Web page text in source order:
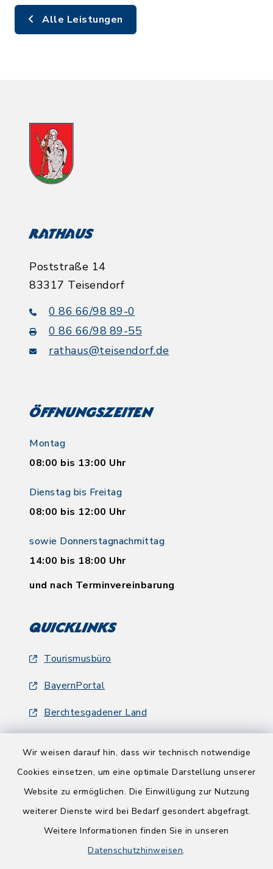
Wir weisen darauf hin, dass wir technisch notwendige
Cookies einsetzen, um eine optimale Darstellung unserer
Website zu ermöglichen. Die Einwilligung zur Nutzung
weiterer Dienste wird bei Bedarf gesondert abgefragt.
Weitere Informationen finden Sie in unseren
Datenschutzhinweisen.
Alle Leistungen
Rathaus
Poststraße 14
83317 Teisendorf
0 86 66/98 89-0
0 86 66/98 89-55
rathaus@teisendorf.de
Öffnungszeiten
Montag
08:00 bis 13:00 Uhr
Dienstag bis Freitag
08:00 bis 12:00 Uhr
sowie Donnerstagnachmittag
14:00 bis 18:00 Uhr
und nach Terminvereinbarung
Quicklinks
Tourismusbüro
BayernPortal
Berchtesgadener Land
Barrierefreiheit